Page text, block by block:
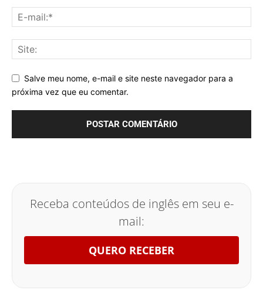
Salve meu nome, e-mail e site neste navegador para a
próxima vez que eu comentar.
Receba conteúdos de inglês em seu e-
mail:
QUERO RECEBER